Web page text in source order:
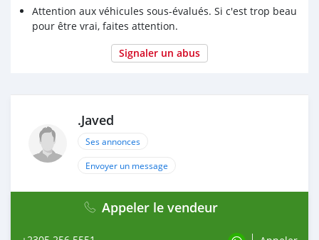
Attention aux véhicules sous-évalués. Si c'est trop beau
pour être vrai, faites attention.
Signaler un abus
.Javed
Ses annonces
Envoyer un message
Appeler le vendeur